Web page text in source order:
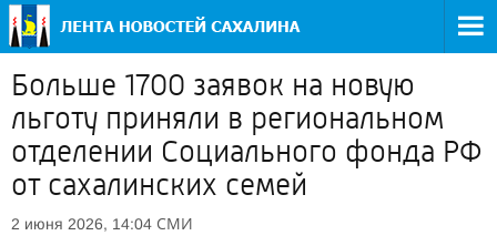
Больше 1700 заявок на новую
льготу приняли в региональном
отделении Социального фонда РФ
от сахалинских семей
2 июня 2026, 14:04 СМИ